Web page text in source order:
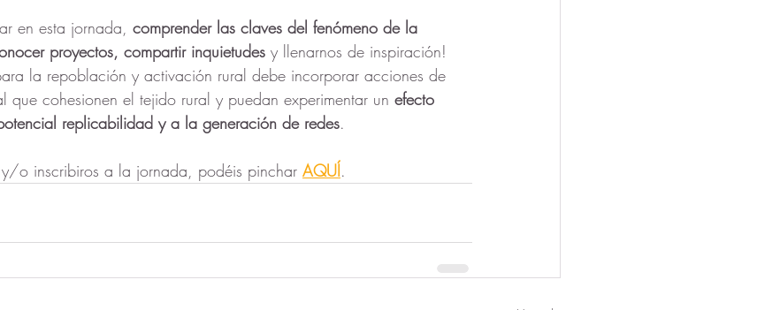
en esta jornada, comprender las claves del fenómeno de la
proyectos, compartir inquietudes y llenarnos de inspiración!
la repoblación y activación rural debe incorporar acciones de
que cohesionen el tejido rural y puedan experimentar un efecto
replicabilidad y a la generación de redes.
y/o inscribiros a la jornada, podéis pinchar AQUÍ.